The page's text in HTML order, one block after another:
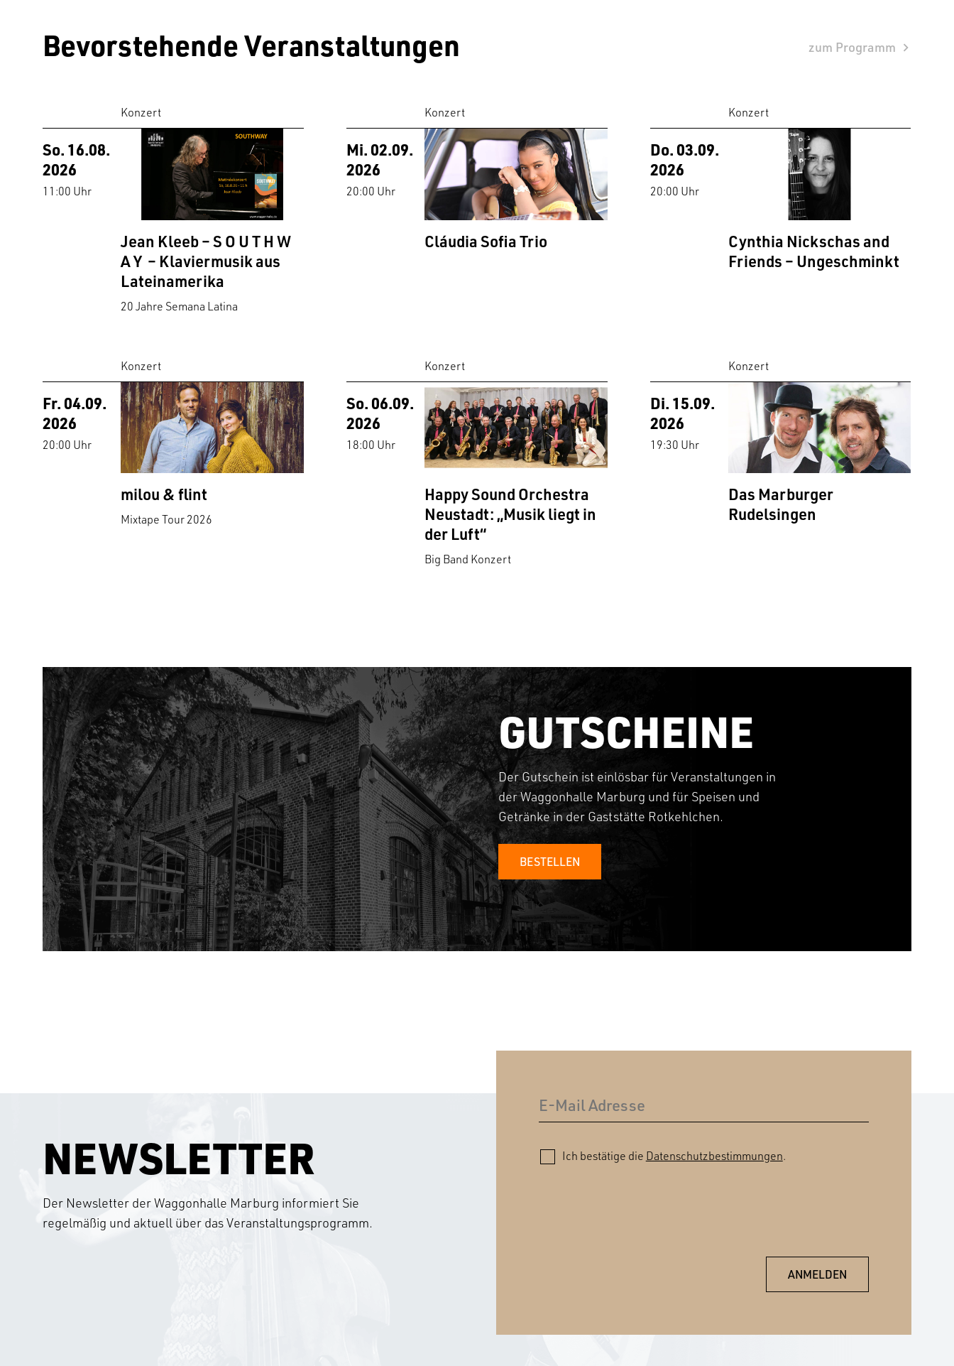
Bevorstehende Veranstaltungen zum Programm
Konzert
So. 16.08.
2026
11:00 Uhr
Jean Kleeb – S O U T H W
A Y – Klaviermusik aus
Lateinamerika
20 Jahre Semana Latina
Konzert
Mi. 02.09.
2026
20:00 Uhr
Cláudia Sofia Trio
Konzert
Do. 03.09.
2026
20:00 Uhr
Cynthia Nickschas and
Friends – Ungeschminkt
Konzert
Fr. 04.09.
2026
20:00 Uhr
milou & flint
Mixtape Tour 2026
Konzert
So. 06.09.
2026
18:00 Uhr
Happy Sound Orchestra
Neustadt: „Musik liegt in
der Luft“
Big Band Konzert
Konzert
Di. 15.09.
2026
19:30 Uhr
Das Marburger
Rudelsingen
GUTSCHEINE
Der Gutschein ist einlösbar für Veranstaltungen in
der Waggonhalle Marburg und für Speisen und
Getränke in der Gaststätte Rotkehlchen.
BESTELLEN
NEWSLETTER
Der Newsletter der Waggonhalle Marburg informiert Sie
regelmäßig und aktuell über das Veranstaltungsprogramm.
Ich bestätige die Datenschutzbestimmungen.